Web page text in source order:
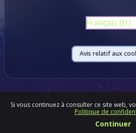
Si vous continuez à consulter ce site web,
Politique de
Continuer
Français ‎(fr)‎
Avis relatif aux